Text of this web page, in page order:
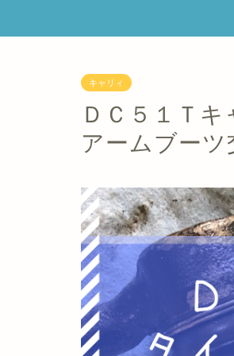
キャリィ
ＤＣ５１Ｔ
アームブーツ